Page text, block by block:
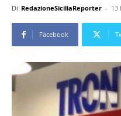
Di RedazioneSiciliaReporter - 13
Facebook